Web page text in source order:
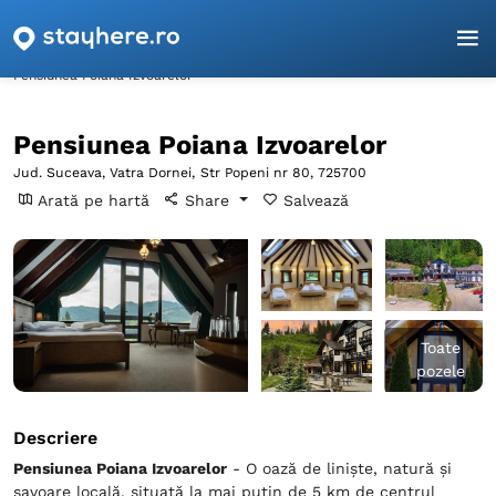
Pagina principală
Pensiunea Poiana Izvoarelor
Pensiunea Poiana Izvoarelor
Jud. Suceava, Vatra Dornei, Str Popeni nr 80, 725700
Arată pe hartă Share Salvează
Toate
pozele
Descriere
Pensiunea Poiana Izvoarelor - O oază de liniște, natură și
savoare locală, situată la mai puțin de 5 km de centrul